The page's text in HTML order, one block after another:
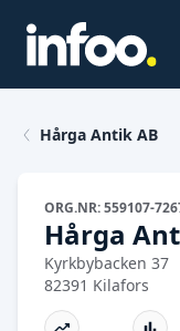
Hårga Antik AB
ORG.NR: 559107-
Hårga
Kyrkbybacken 37
82391 Kilafors